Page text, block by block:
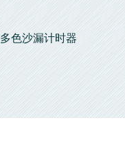
多色沙漏计时器